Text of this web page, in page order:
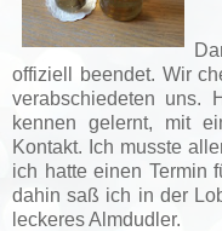
offiziell beendet. Wir
verabschiedeten uns.
kennen gelernt, mit
Kontakt. Ich musste
ich hatte einen Termin
dahin saß ich in der
leckeres Almdudler.